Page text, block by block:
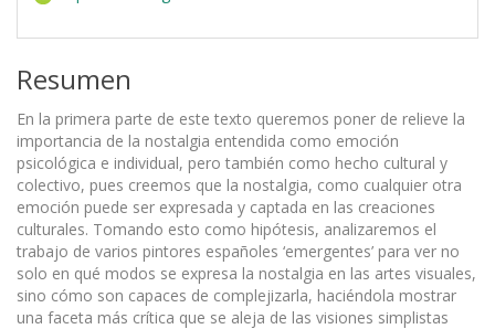
Resumen
En la primera parte de este texto queremos poner de relieve la
importancia de la nostalgia entendida como emoción
psicológica e individual, pero también como hecho cultural y
colectivo, pues creemos que la nostalgia, como cualquier otra
emoción puede ser expresada y captada en las creaciones
culturales. Tomando esto como hipótesis, analizaremos el
trabajo de varios pintores españoles ‘emergentes’ para ver no
solo en qué modos se expresa la nostalgia en las artes visuales,
sino cómo son capaces de complejizarla, haciéndola mostrar
una faceta más crítica que se aleja de las visiones simplistas